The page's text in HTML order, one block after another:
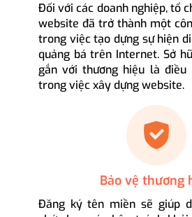
Đối với các doanh nghiệp, tổ
website đã trở thành một
trong việc tạo dựng sự hiện
quảng bá trên Internet. Sở
gắn với thương hiệu là điều
trong việc xây dựng website.
Bảo vệ thương
Đăng ký tên miền sẽ giúp